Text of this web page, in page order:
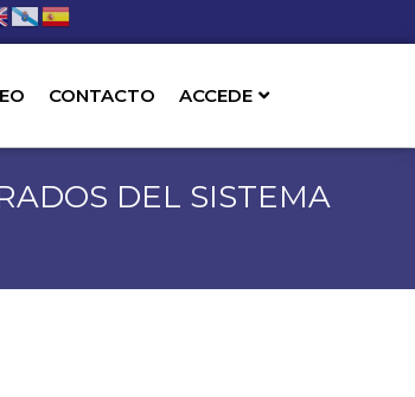
CONTACTO ACCEDE
DEL SISTEMA